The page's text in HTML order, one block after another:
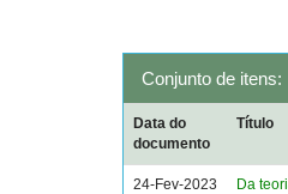
Conjunto de itens:
Data do
documento
Título
24-Fev-2023
Da